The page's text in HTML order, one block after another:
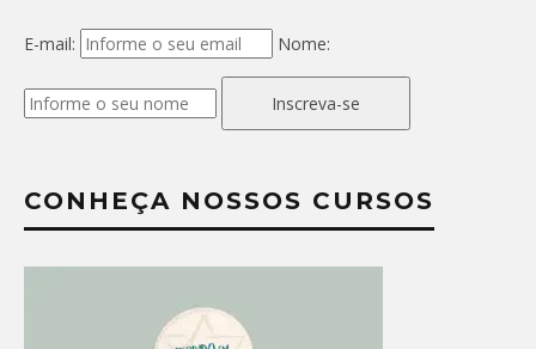
E-mail: Nome:
Inscreva-se
CONHEÇA NOSSOS CURSOS